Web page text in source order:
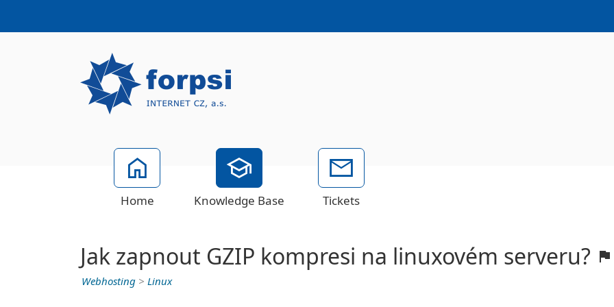
Home Knowledge Base Tickets
Jak zapnout GZIP kompresi na linuxovém serveru?
Webhosting > Linux